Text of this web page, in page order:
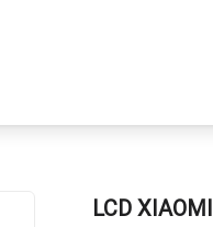
قیمت و خرید تاچ ال سی دی اصلی شیائومی LCD XIAOMI